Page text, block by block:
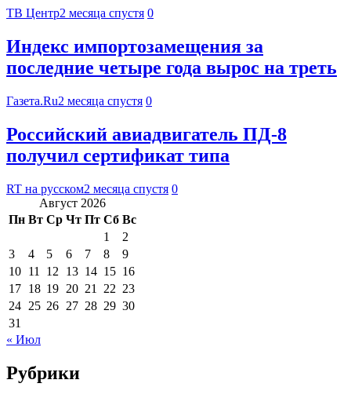
ТВ Центр2 месяца спустя 0
Индекс импортозамещения за
последние четыре года вырос на треть
Газета.Ru2 месяца спустя 0
Российский авиадвигатель ПД-8
получил сертификат типа
RT на русском2 месяца спустя 0
Август 2026
Пн Вт Ср Чт Пт Сб Вс
1
2
3
4 5 6 7 8
9
10 11 12 13 14 15 16
17 18 19 20 21 22 23
24 25 26 27 28 29 30
31
« Июл
Рубрики